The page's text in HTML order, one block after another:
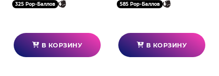
325 Pop-Баллов
В КОРЗИНУ
585 Pop-Баллов
В КОРЗИНУ